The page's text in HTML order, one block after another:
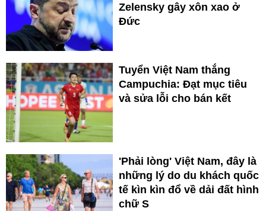
Zelensky gây xôn xao ở
Đức
Tuyển Việt Nam thắng
Campuchia: Đạt mục tiêu
và sửa lỗi cho bán kết
'Phải lòng' Việt Nam, đây là
những lý do du khách quốc
tế kìn kìn đổ về dải đất hình
chữ S